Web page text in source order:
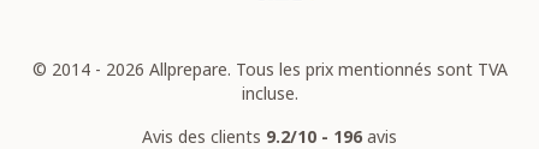
© 2014 - 2026 Allprepare. Tous les prix mentionnés sont TVA
incluse.
Avis des clients 9.2/10 - 196 avis